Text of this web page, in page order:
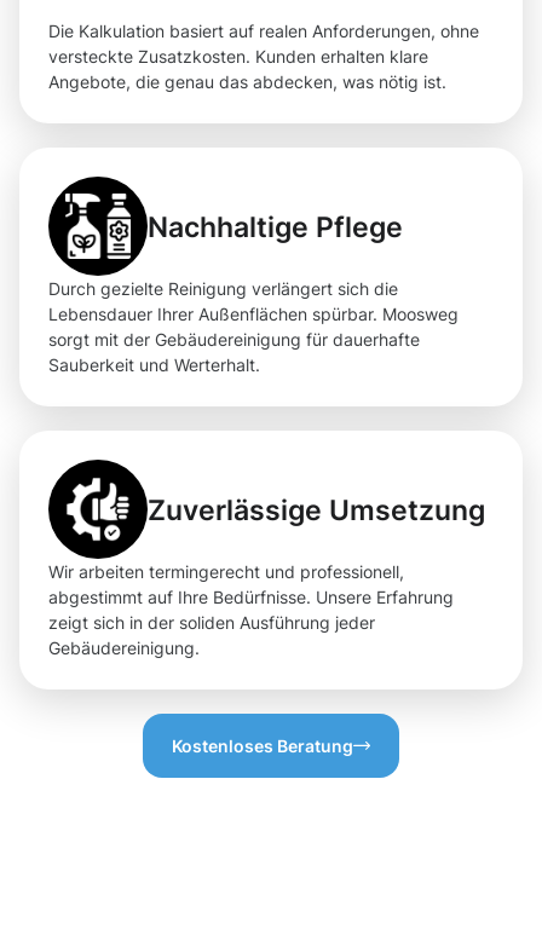
Die Kalkulation basiert auf realen Anforderungen, ohne
versteckte Zusatzkosten. Kunden erhalten klare
Angebote, die genau das abdecken, was nötig ist.
Nachhaltige Pflege
Durch gezielte Reinigung verlängert sich die
Lebensdauer Ihrer Außenflächen spürbar. Moosweg
sorgt mit der Gebäudereinigung für dauerhafte
Sauberkeit und Werterhalt.
Zuverlässige Umsetzung
Wir arbeiten termingerecht und professionell,
abgestimmt auf Ihre Bedürfnisse. Unsere Erfahrung
zeigt sich in der soliden Ausführung jeder
Gebäudereinigung.
Kostenloses Beratung